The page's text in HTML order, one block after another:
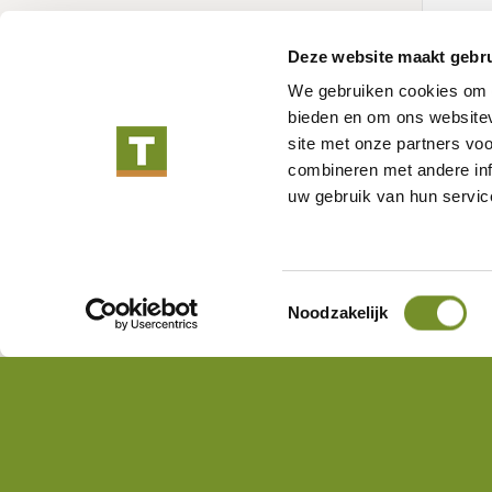
Deze website maakt
We gebruiken cookies
bieden en om ons
site met onze partners
combineren met andere
uw gebruik van hun
Toestemmingsselectie
Noodzakelijk
(inkl.